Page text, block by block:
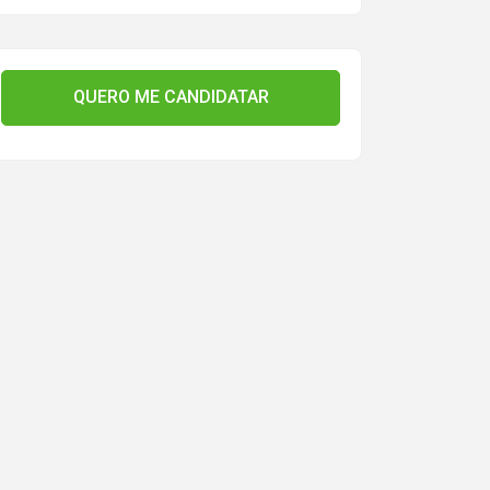
QUERO ME CANDIDATAR